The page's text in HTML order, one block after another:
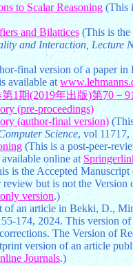
to Scalar Reasoning(This
and Bilattices(This is the
and Interaction, Lecture
final version of a paper
available at
1期(2019年出版)第70－
(pre-proceedings)
(author-final version)
Science, vol 11717,
(This is a post-peer-
available online at
is the Accepted
but is not the
version.)
of an article in Bekki, D.,
174, 2024. This version
The Version of
version of an article
Journals.)